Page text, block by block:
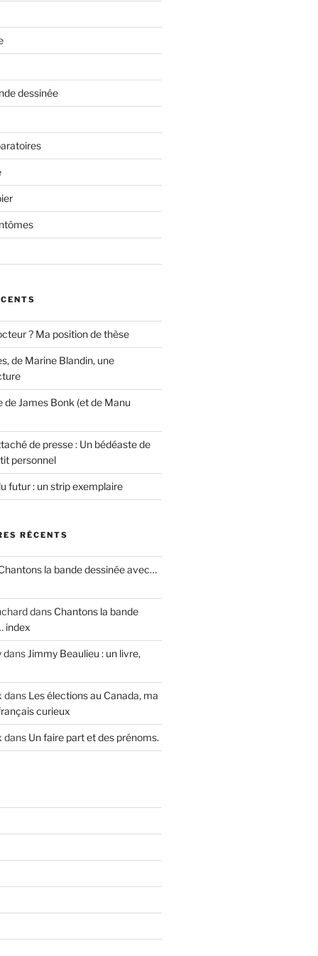
dessinée
? Ma position de thèse
de Marine Blandin, une
de James Bonk (et de Manu
de presse : Un bédéaste de
personnel
futur : un strip exemplaire
RÉCENTS
la bande dessinée avec…
dans Chantons la bande
index
dans Jimmy Beaulieu : un livre,
dans Les élections au Canada, ma
curieux
dans Un faire part et des prénoms.